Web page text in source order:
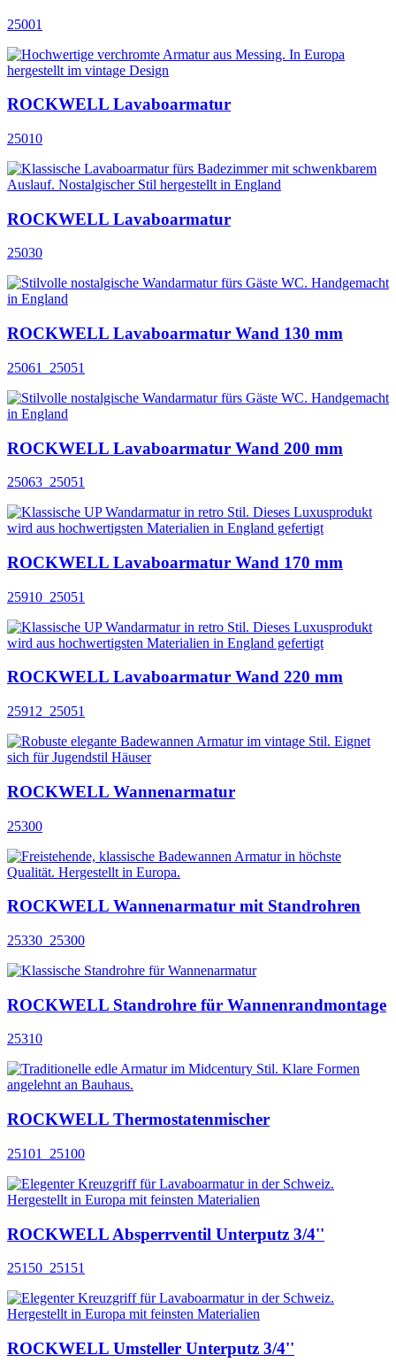
25001
ROCKWELL Lavaboarmatur
25010
ROCKWELL Lavaboarmatur
25030
ROCKWELL Lavaboarmatur Wand 130 mm
25061_25051
ROCKWELL Lavaboarmatur Wand 200 mm
25063_25051
ROCKWELL Lavaboarmatur Wand 170 mm
25910_25051
ROCKWELL Lavaboarmatur Wand 220 mm
25912_25051
ROCKWELL Wannenarmatur
25300
ROCKWELL Wannenarmatur mit Standrohren
25330_25300
ROCKWELL Standrohre für Wannenrandmontage
25310
ROCKWELL Thermostatenmischer
25101_25100
ROCKWELL Absperrventil Unterputz 3/4''
25150_25151
ROCKWELL Umsteller Unterputz 3/4''